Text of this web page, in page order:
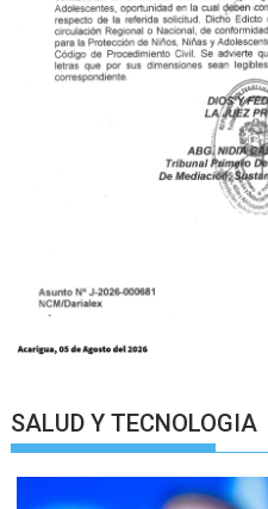
SALUD Y TECNOLOGIA